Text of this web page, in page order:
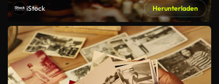
iStock Herunterladen